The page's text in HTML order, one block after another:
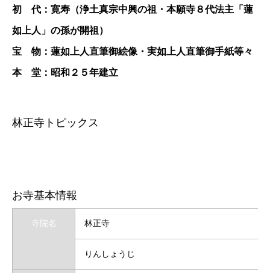
初 代：寛寿（浄土真宗中興の祖・本願寺８代法主「蓮
如上人」の孫が開祖）
宝 物：蓮如上人直筆御絵像・実如上人直筆御手紙等々
本 堂：昭和２５年建立
林正寺トピックス
お寺基本情報
寺院名 林正寺
りんしょうじ